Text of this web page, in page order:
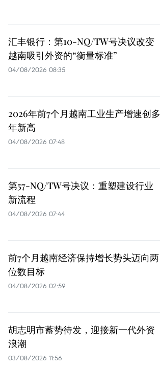
汇丰银行：第10-NQ/TW号决议改变
越南吸引外资的“衡量标准”
04/08/2026 08:35
2026年前7个月越南工业生产增速创多
年新高
04/08/2026 07:48
第57-NQ/TW号决议：重塑建设行业
新流程
04/08/2026 07:44
前7个月越南经济保持增长势头迈向两
位数目标
04/08/2026 02:59
胡志明市蓄势待发，迎接新一代外资
浪潮
03/08/2026 11:56